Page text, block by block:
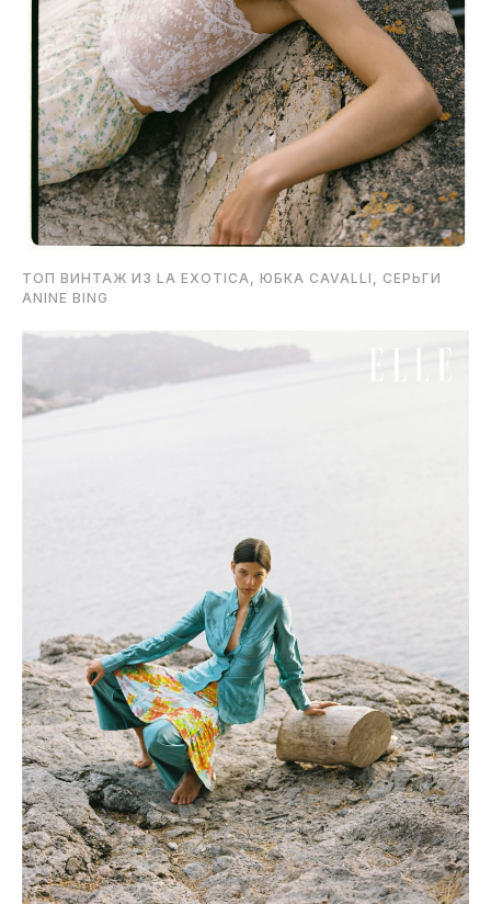
ТОП ВИНТАЖ ИЗ LA EXOTICA, ЮБКА CAVALLI, СЕРЬГИ
ANINE BING